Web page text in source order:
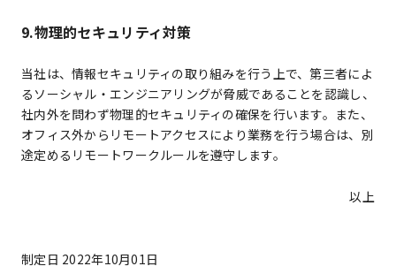
9.物理的セキュリティ対策
当社は、情報セキュリティの取り組みを行う上で、第三者によ
るソーシャル・エンジニアリングが脅威であることを認識し、
社内外を問わず物理的セキュリティの確保を行います。また、
オフィス外からリモートアクセスにより業務を行う場合は、別
途定めるリモートワークルールを遵守します。
以上
制定日 2022年10月01日